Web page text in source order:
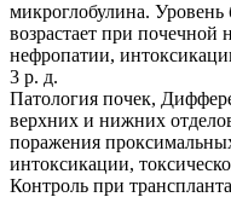
микроглобулина. Уровень
возрастает при почечной
нефропатии,
3 р. д.
Патология почек,
верхних и нижних
поражения
интоксикации,
Контроль при